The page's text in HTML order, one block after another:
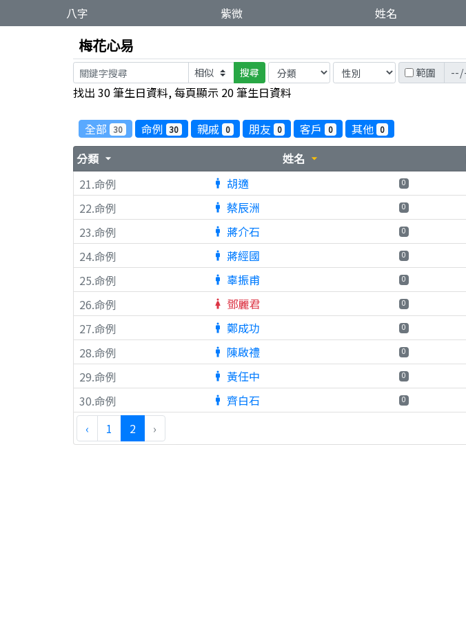
八字 紫微 姓名
梅花心易
搜尋 範圍
找出 30 筆生日資料, 每頁顯示 20 筆生日資料
全部 30 命例 30 親戚 0 朋友 0 客戶 0 其他 0
分類 arrow_drop_down 姓名 arrow_drop_down
21.命例 man 胡適 0
22.命例 man 蔡辰洲 0
23.命例 man 蔣介石 0
24.命例 man 蔣經國 0
25.命例 man 辜振甫 0
26.命例 woman 鄧麗君 0
27.命例 man 鄭成功 0
28.命例 man 陳啟禮 0
29.命例 man 黃任中 0
30.命例 man 齊白石 0
‹ 1 2 ›